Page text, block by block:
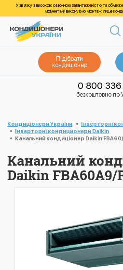
У зв’язку з високою сезонною завантаженістю та
момент ми виконуємо монтаж лише
Підібрати
кондиціонер
0 800 336
безкоштовно по
Кондиціонери України
Інверторні
Інверторні кондиционери Daikin
Канальний кондиціонер Daikin
Канальний
Daikin FBA60A9/